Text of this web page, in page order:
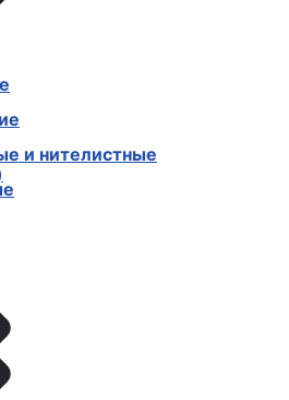
и нителистные